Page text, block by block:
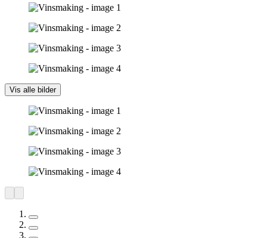
Vis alle bilder